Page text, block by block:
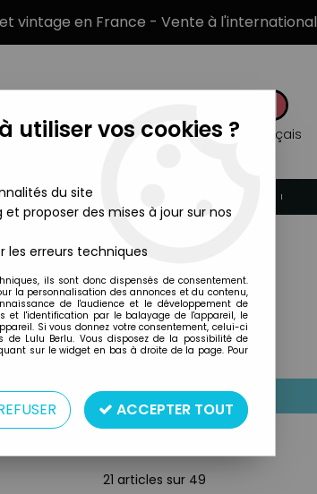
vintage en France - Vente à l'international
Français
PRODUIT
Disponibilité
21 articles sur 49
utiliser vos cookies ?
du site
proposer des mises à jour sur nos
les erreurs techniques
ils sont donc dispensés de consentement.
la personnalisation des annonces et du contenu,
de l'audience et le développement de
et l'identification par le balayage de l'appareil, le
Si vous donnez votre consentement, celui-ci
de Lulu Berlu. Vous disposez de la possibilité de
sur le widget en bas à droite de la page. Pour
ACCEPTER TOUT